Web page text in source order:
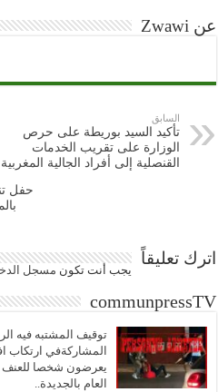
عن Zwawi
السابق
تأكيد السيد بوريطة على حرص
الوزارة على تقريب الخدمات
القنصلية إلى أفراد الجالية المغربية
حفل
اترك تعليقاً
يجب أنت تكون مسجل
communpressTV
توقيف المشتبه فيه
المشاركةفي ارتكاب
يعرضون شخصا للعنف
العام بالجديدة..